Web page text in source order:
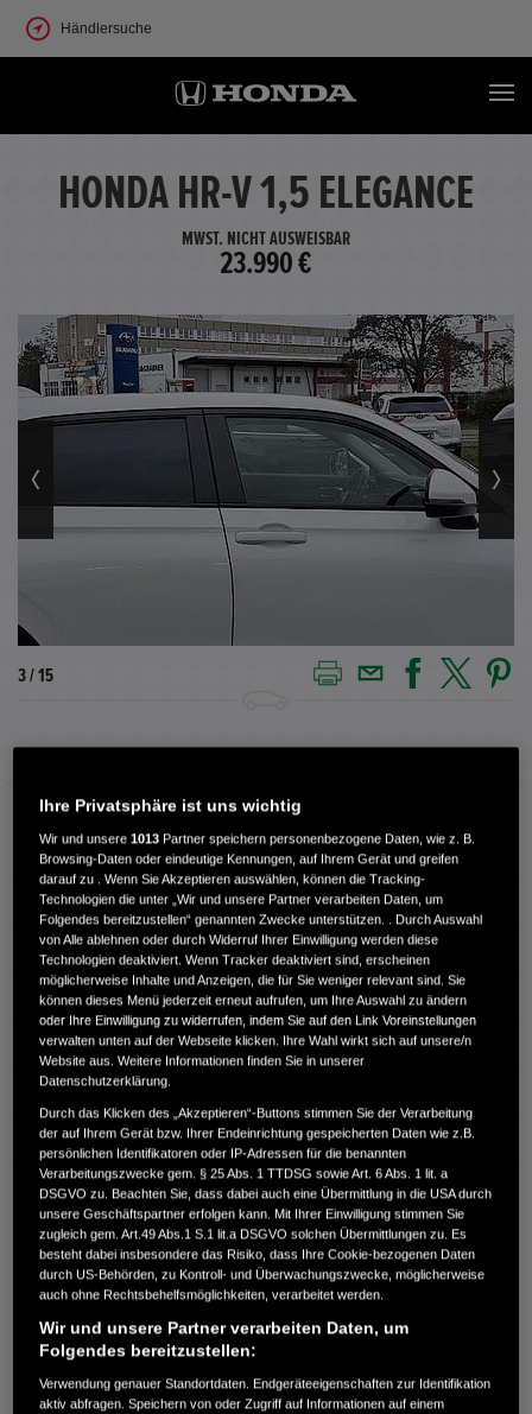
Händlersuche
HONDA HR-V 1,5 ELEGANCE
MWST. NICHT AUSWEISBAR
23.990 €
3 / 15
Kilometerstand 51.500 km
Kraftstoffart Benzin
Getriebe Automatik
Türen 4
Leistung 79 kW / 107 PS
Hubraum 1.498 cm³
Erstzulassung
Bauart SUV
AUTOHAUS ROSCHER BAUTZEN GMBH
Neusalzaer Straße 63
02625 Bautzen
RUFEN SIE UNS AN:
0359131310
Händlerbestand anzeigen
Ihre Privatsphäre ist uns wichtig
Wir und unsere1013 Partner speichern personenbezogene Daten, wie z. B.
Browsing-Daten oder eindeutige Kennungen, auf Ihrem Gerät und greifen
darauf zu . Wenn Sie Akzeptieren auswählen, können die Tracking-
Technologien die unter „Wir und unsere Partner verarbeiten Daten, um
Folgendes bereitzustellen“ genannten Zwecke unterstützen. . Durch Auswahl
von Alle ablehnen oder durch Widerruf Ihrer Einwilligung werden diese
Technologien deaktiviert. Wenn Tracker deaktiviert sind, erscheinen
möglicherweise Inhalte und Anzeigen, die für Sie weniger relevant sind. Sie
können dieses Menü jederzeit erneut aufrufen, um Ihre Auswahl zu ändern
oder Ihre Einwilligung zu widerrufen, indem Sie auf den Link Voreinstellungen
verwalten unten auf der Webseite klicken. Ihre Wahl wirkt sich auf unsere/n
Website aus. Weitere Informationen finden Sie in unserer
Datenschutzerklärung.
Durch das Klicken des „Akzeptieren“-Buttons stimmen Sie der Verarbeitung
der auf Ihrem Gerät bzw. Ihrer Endeinrichtung gespeicherten Daten wie z.B.
persönlichen Identifikatoren oder IP-Adressen für die benannten
Verarbeitungszwecke gem. § 25 Abs. 1 TTDSG sowie Art. 6 Abs. 1 lit. a
DSGVO zu. Beachten Sie, dass dabei auch eine Übermittlung in die USA durch
unsere Geschäftspartner erfolgen kann. Mit Ihrer Einwilligung stimmen Sie
zugleich gem. Art.49 Abs.1 S.1 lit.a DSGVO solchen Übermittlungen zu. Es
besteht dabei insbesondere das Risiko, dass Ihre Cookie-bezogenen Daten
durch US-Behörden, zu Kontroll- und Überwachungszwecke, möglicherweise
auch ohne Rechtsbehelfsmöglichkeiten, verarbeitet werden.
Wir und unsere Partner verarbeiten Daten, um
Folgendes bereitzustellen:
Verwendung genauer Standortdaten. Endgeräteeigenschaften zur Identifikation
aktiv abfragen. Speichern von oder Zugriff auf Informationen auf einem